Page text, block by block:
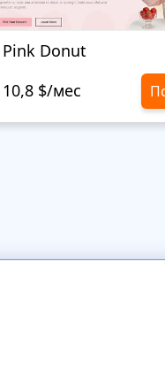
Pink Donut
10,8 $/мес